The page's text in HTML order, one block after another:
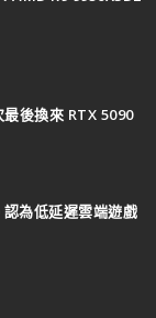
後換來 RTX 5090
為低延遲雲端遊戲